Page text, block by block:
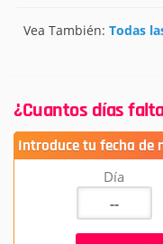
Vea También: Todas
¿Cuantos días
Introduce tu fecha de
Día